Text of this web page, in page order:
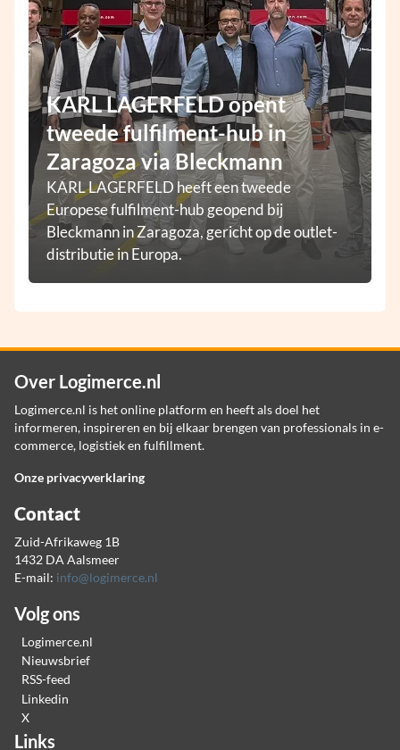
KARL LAGERFELD opent
tweede fulfilment-hub in
Zaragoza via Bleckmann
KARL LAGERFELD heeft een tweede
Europese fulfilment-hub geopend bij
Bleckmann in Zaragoza, gericht op de outlet-
distributie in Europa.
Over Logimerce.nl
Logimerce.nl is het online platform en heeft als doel het
informeren, inspireren en bij elkaar brengen van professionals in e-
commerce, logistiek en fulfillment.
Onze privacyverklaring
Contact
Zuid-Afrikaweg 1B
1432 DA Aalsmeer
E-mail: info@logimerce.nl
Volg ons
Logimerce.nl
Nieuwsbrief
RSS-feed
Linkedin
X
Links